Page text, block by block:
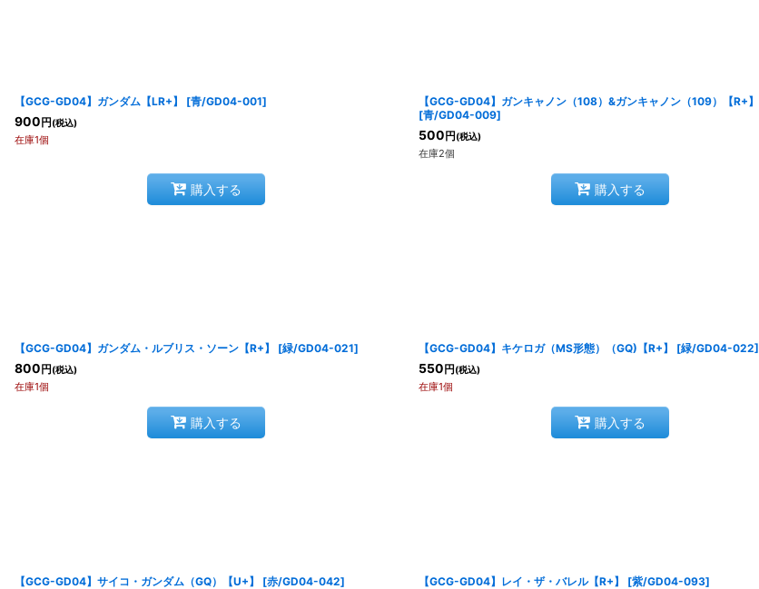
絞り込む
【GCG-GD04】ガンダム【LR+】 [青/GD04-001]
900 円 (税込)
在庫1個
購入する
【GCG-GD04】ガンキャノン（108）&ガンキャノン（109）【R+】
[青/GD04-009]
500 円 (税込)
在庫2個
購入する
【GCG-GD04】ガンダム・ルブリス・ソーン【R+】 [緑/GD04-021]
800 円 (税込)
在庫1個
購入する
【GCG-GD04】キケロガ（MS形態）（GQ)【R+】 [緑/GD04-022]
550 円 (税込)
在庫1個
購入する
【GCG-GD04】サイコ・ガンダム（GQ）【U+】 [赤/GD04-042] 【GCG-GD04】レイ・ザ・バレル【R+】 [紫/GD04-093]